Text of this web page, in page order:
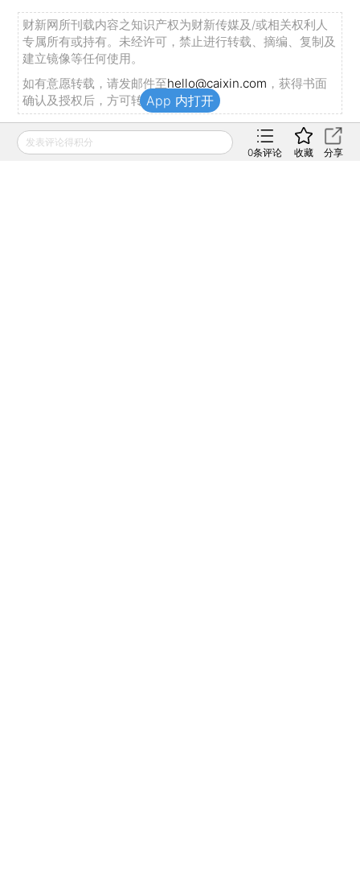
财新网所刊载内容之知识产权为财新传媒及/或相关权利人
专属所有或持有。未经许可，禁止进行转载、摘编、复制及
建立镜像等任何使用。
如有意愿转载，请发邮件至hello@caixin.com ，获得书面
确认及授权后，方可转载。
推荐阅读
发表评论得积分
0条评论 收藏 分享
App 内打开